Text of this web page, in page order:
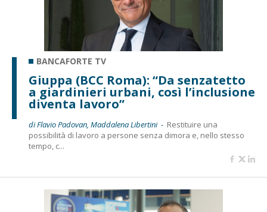
BANCAFORTE TV
Giuppa (BCC Roma): “Da senzatetto
a giardinieri urbani, così l’inclusione
diventa lavoro”
di Flavio Padovan, Maddalena Libertini - Restituire una
possibilità di lavoro a persone senza dimora e, nello stesso
tempo, c...